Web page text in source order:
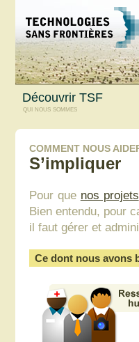
Découvrir TSF
qui nous sommes
COMMENT NOUS
S’impliquer
Pour que nos projets
Bien entendu, pour
il faut gérer et
Ce dont nous avons